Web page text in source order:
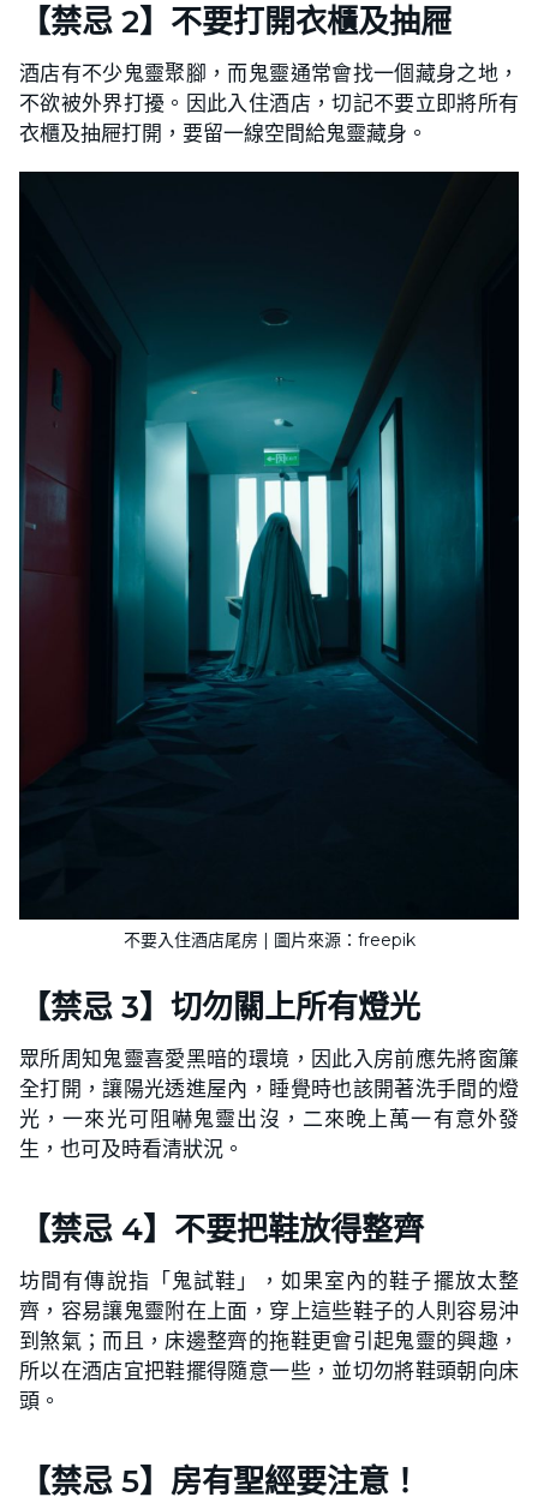
【禁忌 2】不要打開衣櫃及抽屜
酒店有不少鬼靈聚腳，而鬼靈通常會找一個藏身之地，
不欲被外界打擾。因此入住酒店，切記不要立即將所有
衣櫃及抽屜打開，要留一線空間給鬼靈藏身。
不要入住酒店尾房 | 圖片來源：freepik
【禁忌 3】切勿關上所有燈光
眾所周知鬼靈喜愛黑暗的環境，因此入房前應先將窗簾
全打開，讓陽光透進屋內，睡覺時也該開著洗手間的燈
光，一來光可阻嚇鬼靈出沒，二來晚上萬一有意外發
生，也可及時看清狀況。
【禁忌 4】不要把鞋放得整齊
坊間有傳說指「鬼試鞋」，如果室內的鞋子擺放太整
齊，容易讓鬼靈附在上面，穿上這些鞋子的人則容易沖
到煞氣；而且，床邊整齊的拖鞋更會引起鬼靈的興趣，
所以在酒店宜把鞋擺得隨意一些，並切勿將鞋頭朝向床
頭。
【禁忌 5】房有聖經要注意！